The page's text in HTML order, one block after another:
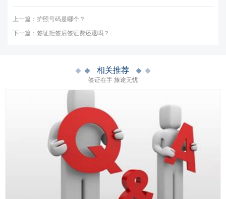
上一篇： 护照号码是哪个？
下一篇： 签证拒签后签证费还退吗？
相关推荐
签证在手 旅途无忧